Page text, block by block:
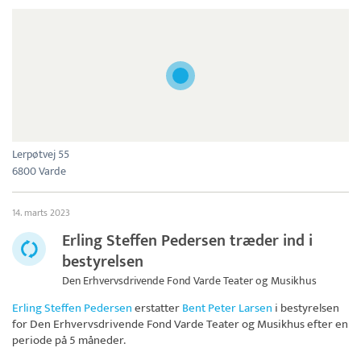
Lerpøtvej 55
6800 Varde
14. marts 2023
Erling Steffen Pedersen træder ind i
bestyrelsen
Den Erhvervsdrivende Fond Varde Teater og Musikhus
Erling Steffen PedersenerstatterBent Peter Larsen i bestyrelsen
forDen Erhvervsdrivende Fond Varde Teater og Musikhusefter en
periode på 5 måneder.